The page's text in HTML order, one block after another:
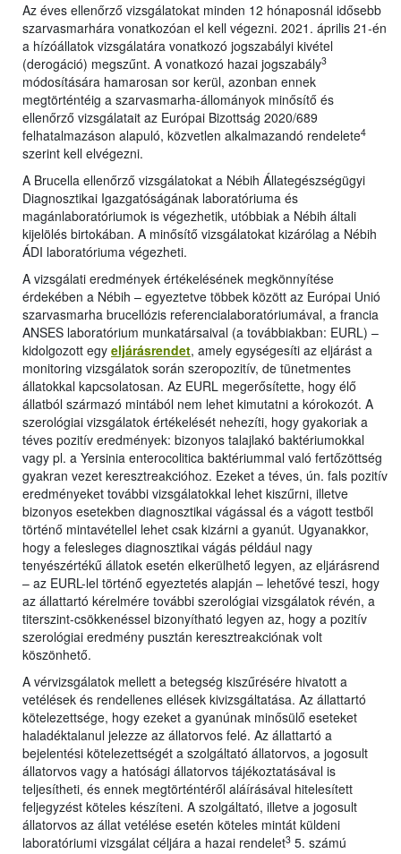
Az éves ellenőrző vizsgálatokat minden 12 hónaposnál idősebb
szarvasmarhára vonatkozóan el kell végezni. 2021. április 21-én
a hízóállatok vizsgálatára vonatkozó jogszabályi kivétel
(derogáció) megszűnt. A vonatkozó hazai jogszabály3
módosítására hamarosan sor kerül, azonban ennek
megtörténtéig a szarvasmarha-állományok minősítő és
ellenőrző vizsgálatait az Európai Bizottság 2020/689
felhatalmazáson alapuló, közvetlen alkalmazandó rendelete4
szerint kell elvégezni.
A Brucella ellenőrző vizsgálatokat a Nébih Állategészségügyi
Diagnosztikai Igazgatóságának laboratóriuma és
magánlaboratóriumok is végezhetik, utóbbiak a Nébih általi
kijelölés birtokában. A minősítő vizsgálatokat kizárólag a Nébih
ÁDI laboratóriuma végezheti.
A vizsgálati eredmények értékelésének megkönnyítése
érdekében a Nébih – egyeztetve többek között az Európai Unió
szarvasmarha brucellózis referencialaboratóriumával, a francia
ANSES laboratórium munkatársaival (a továbbiakban: EURL) –
kidolgozott egy eljárásrendet, amely egységesíti az eljárást a
monitoring vizsgálatok során szeropozitív, de tünetmentes
állatokkal kapcsolatosan. Az EURL megerősítette, hogy élő
állatból származó mintából nem lehet kimutatni a kórokozót. A
szerológiai vizsgálatok értékelését nehezíti, hogy gyakoriak a
téves pozitív eredmények: bizonyos talajlakó baktériumokkal
vagy pl. a Yersinia enterocolitica baktériummal való fertőzöttség
gyakran vezet keresztreakcióhoz. Ezeket a téves, ún. fals pozitív
eredményeket további vizsgálatokkal lehet kiszűrni, illetve
bizonyos esetekben diagnosztikai vágással és a vágott testből
történő mintavétellel lehet csak kizárni a gyanút. Ugyanakkor,
hogy a felesleges diagnosztikai vágás például nagy
tenyészértékű állatok esetén elkerülhető legyen, az eljárásrend
– az EURL-lel történő egyeztetés alapján – lehetővé teszi, hogy
az állattartó kérelmére további szerológiai vizsgálatok révén, a
titerszint-csökkenéssel bizonyítható legyen az, hogy a pozitív
szerológiai eredmény pusztán keresztreakciónak volt
köszönhető.
A vérvizsgálatok mellett a betegség kiszűrésére hivatott a
vetélések és rendellenes ellések kivizsgáltatása. Az állattartó
kötelezettsége, hogy ezeket a gyanúnak minősülő eseteket
haladéktalanul jelezze az állatorvos felé. Az állattartó a
bejelentési kötelezettségét a szolgáltató állatorvos, a jogosult
állatorvos vagy a hatósági állatorvos tájékoztatásával is
teljesítheti, és ennek megtörténtéről aláírásával hitelesített
feljegyzést köteles készíteni. A szolgáltató, illetve a jogosult
állatorvos az állat vetélése esetén köteles mintát küldeni
laboratóriumi vizsgálat céljára a hazai rendelet3 5. számú